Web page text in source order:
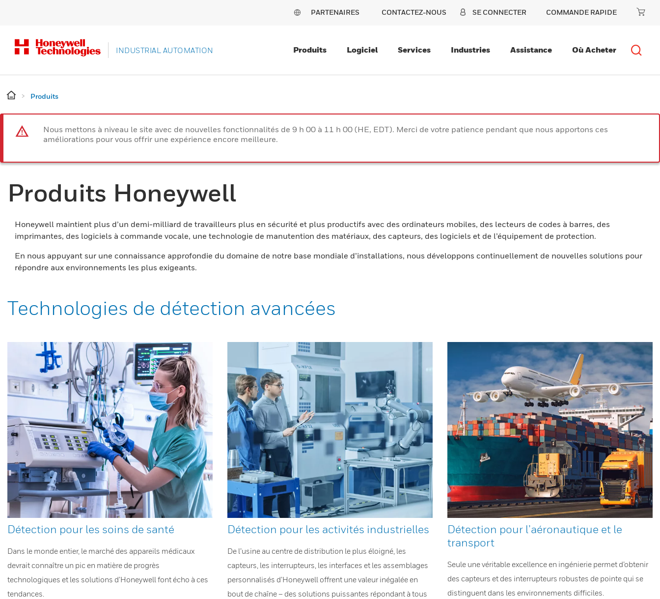
PARTENAIRES CONTACTEZ-NOUS SE CONNECTER COMMANDE RAPIDE
INDUSTRIAL AUTOMATION Produits Logiciel Services Industries Assistance Où Acheter
Produits
Nous mettons à niveau le site avec de nouvelles fonctionnalités de 9 h 00 à 11 h 00 (HE, EDT). Merci de votre patience pendant que nous apportons ces
améliorations pour vous offrir une expérience encore meilleure.
Produits Honeywell
Honeywell maintient plus d’un demi-milliard de travailleurs plus en sécurité et plus productifs avec des ordinateurs mobiles, des lecteurs de codes à barres, des
imprimantes, des logiciels à commande vocale, une technologie de manutention des matériaux, des capteurs, des logiciels et de l’équipement de protection.
En nous appuyant sur une connaissance approfondie du domaine de notre base mondiale d’installations, nous développons continuellement de nouvelles solutions pour
répondre aux environnements les plus exigeants.
Technologies de détection avancées
Détection pour les soins de santé
Dans le monde entier, le marché des appareils médicaux
devrait connaître un pic en matière de progrès
technologiques et les solutions d’Honeywell font écho à ces
tendances.
Détection pour les activités industrielles
De l’usine au centre de distribution le plus éloigné, les
capteurs, les interrupteurs, les interfaces et les assemblages
personnalisés d’Honeywell offrent une valeur inégalée en
bout de chaîne – des solutions puissantes répondant à tous
Détection pour l’aéronautique et le
transport
Seule une véritable excellence en ingénierie permet d’obtenir
des capteurs et des interrupteurs robustes de pointe qui se
distinguent dans les environnements difficiles.